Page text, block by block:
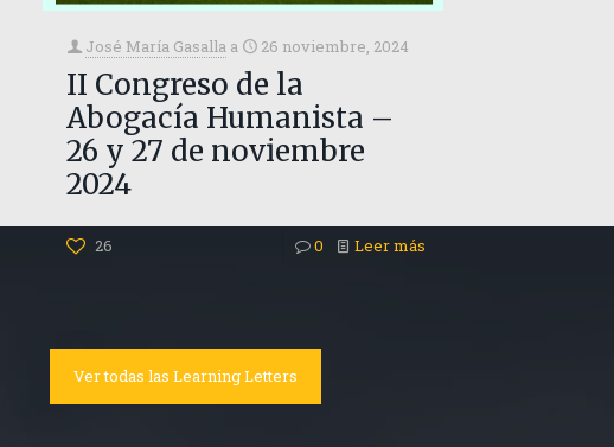
José María Gasalla a 26 noviembre, 2024
II Congreso de la
Abogacía Humanista –
26 y 27 de noviembre
2024
26 0 Leer más
Ver todas las Learning Letters